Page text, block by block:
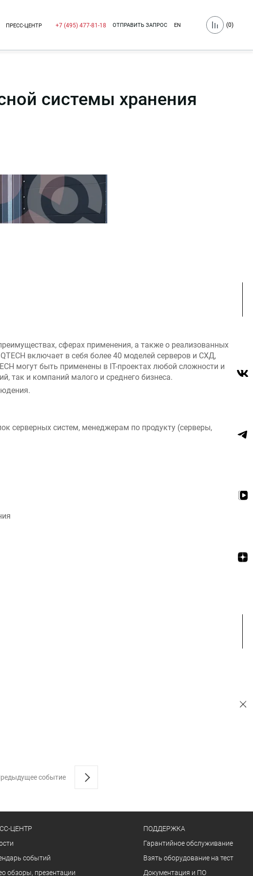
ПРЕСС-ЦЕНТР +7 (495) 477-81-18 ОТПРАВИТЬ ЗАПРОС EN (0)
системы хранения
сферах применения, а также о реализованных
включает в себя более 40 моделей серверов и СХД,
могут быть применены в IT-проектах любой сложности и
так и компаний малого и среднего бизнеса.
серверных систем, менеджерам по продукту (серверы,
событие
ЦЕНТР
событий
обзоры, презентации
ПОДДЕРЖКА
Гарантийное обслуживание
Взять оборудование на тест
Документация и ПО